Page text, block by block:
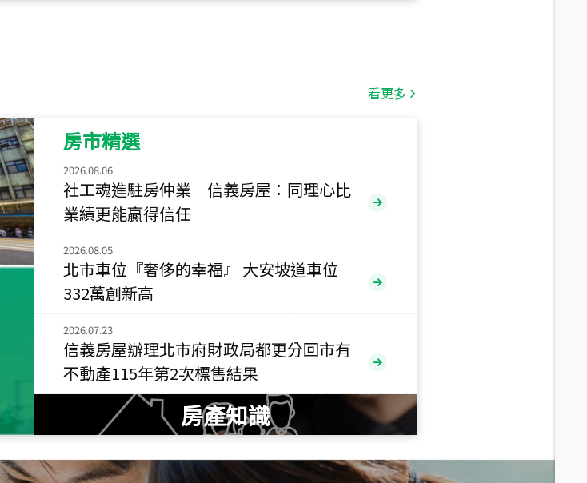
115
新北市永和區環河西路二段
115年07月 成交
央央 5,800萬
115年
小西華
115 年07 月 成交
捷豹
台北市中山區長春路
總價
115年07月 成交
十泉十美
台北市北投區光明路
總價
1,020萬
看更多
房市精選
2026.08.06
社工魂進駐房仲業 信義房屋：同理心比
業績更能贏得信任
2026.08.05
北市車位『奢侈的幸福』 大安坡道車位
332萬創新高
2026.07.23
信義房屋辦理北市府財政局都更分回市有
不動產115年第2次標售結果
房產知識